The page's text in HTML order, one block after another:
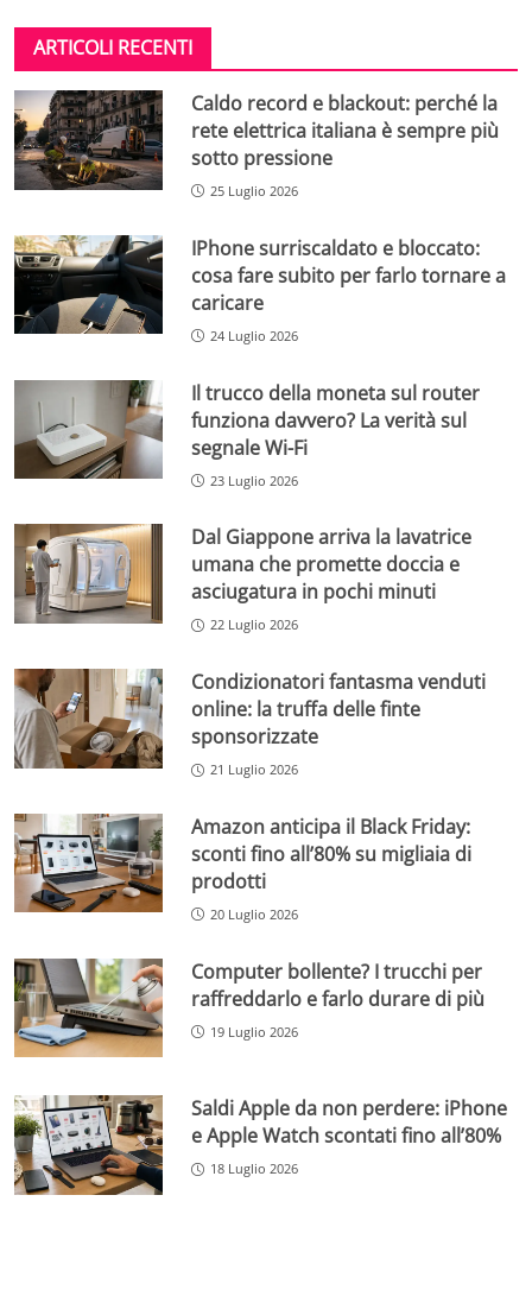
ARTICOLI RECENTI
Caldo record e blackout: perché la
rete elettrica italiana è sempre più
sotto pressione
25 Luglio 2026
IPhone surriscaldato e bloccato:
cosa fare subito per farlo tornare a
caricare
24 Luglio 2026
Il trucco della moneta sul router
funziona davvero? La verità sul
segnale Wi-Fi
23 Luglio 2026
Dal Giappone arriva la lavatrice
umana che promette doccia e
asciugatura in pochi minuti
22 Luglio 2026
Condizionatori fantasma venduti
online: la truffa delle finte
sponsorizzate
21 Luglio 2026
Amazon anticipa il Black Friday:
sconti fino all’80% su migliaia di
prodotti
20 Luglio 2026
Computer bollente? I trucchi per
raffreddarlo e farlo durare di più
19 Luglio 2026
Saldi Apple da non perdere: iPhone
e Apple Watch scontati fino all’80%
18 Luglio 2026